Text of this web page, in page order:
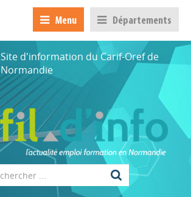
Menu Départements
Site d'information du Carif-Oref de
Normandie